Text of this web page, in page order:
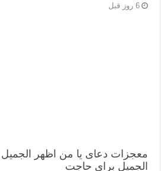
6 روز قبل
معجزات دعای یا من اظهر
الجمیل برای حاجت